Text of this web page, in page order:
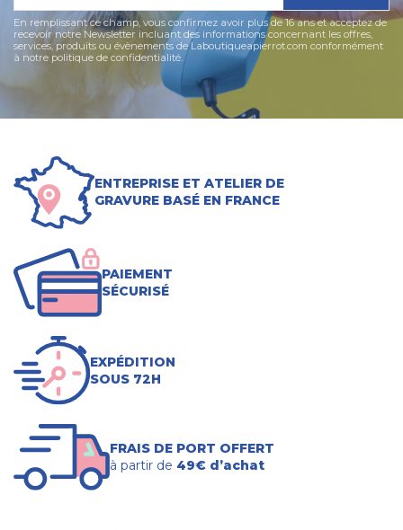
En remplissant ce champ, vous confirmez avoir plus de 16 ans et acceptez de
recevoir notre Newsletter incluant des informations concernant les offres,
services, produits ou évènements de Laboutiqueapierrot.com conformément
à notre politique de confidentialité.
ENTREPRISE ET ATELIER DE
GRAVURE BASÉ EN FRANCE
PAIEMENT
SÉCURISÉ
EXPÉDITION
SOUS 72H
FRAIS DE PORT OFFERT
à partir de 49€ d’achat